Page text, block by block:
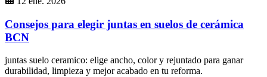
Consejos para elegir juntas en suelos de cerámica
BCN
juntas suelo ceramico: elige ancho, color y rejuntado para ganar
durabilidad, limpieza y mejor acabado en tu reforma.